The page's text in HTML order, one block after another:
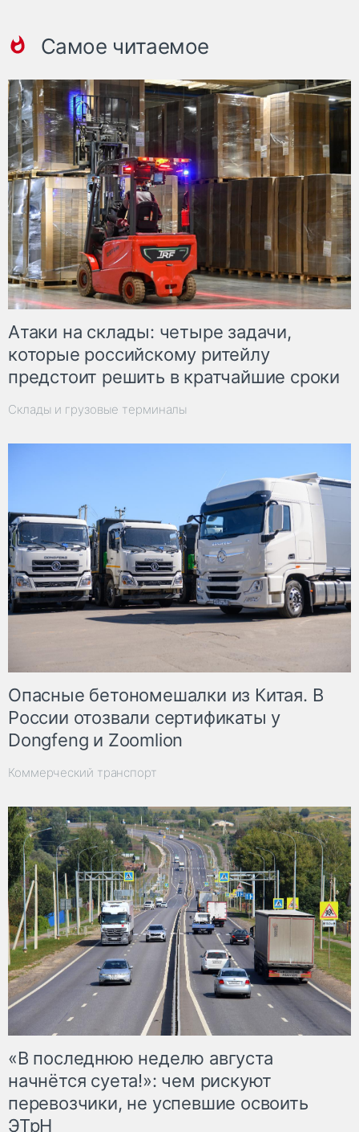
Самое читаемое
Атаки на склады: четыре задачи,
которые российскому ритейлу
предстоит решить в кратчайшие сроки
Склады и грузовые терминалы
Опасные бетономешалки из Китая. В
России отозвали сертификаты у
Dongfeng и Zoomlion
Коммерческий транспорт
«В последнюю неделю августа
начнётся суета!»: чем рискуют
перевозчики, не успевшие освоить
ЭТрН